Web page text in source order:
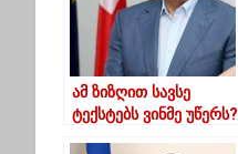
ამ ზიზღით სავსე
ტექსტებს ვინმე უწერს?